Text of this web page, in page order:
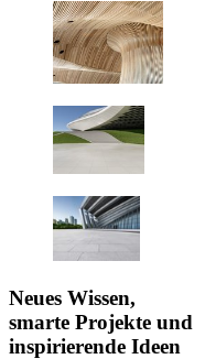
Neues Wissen,
smarte Projekte und
inspirierende Ideen